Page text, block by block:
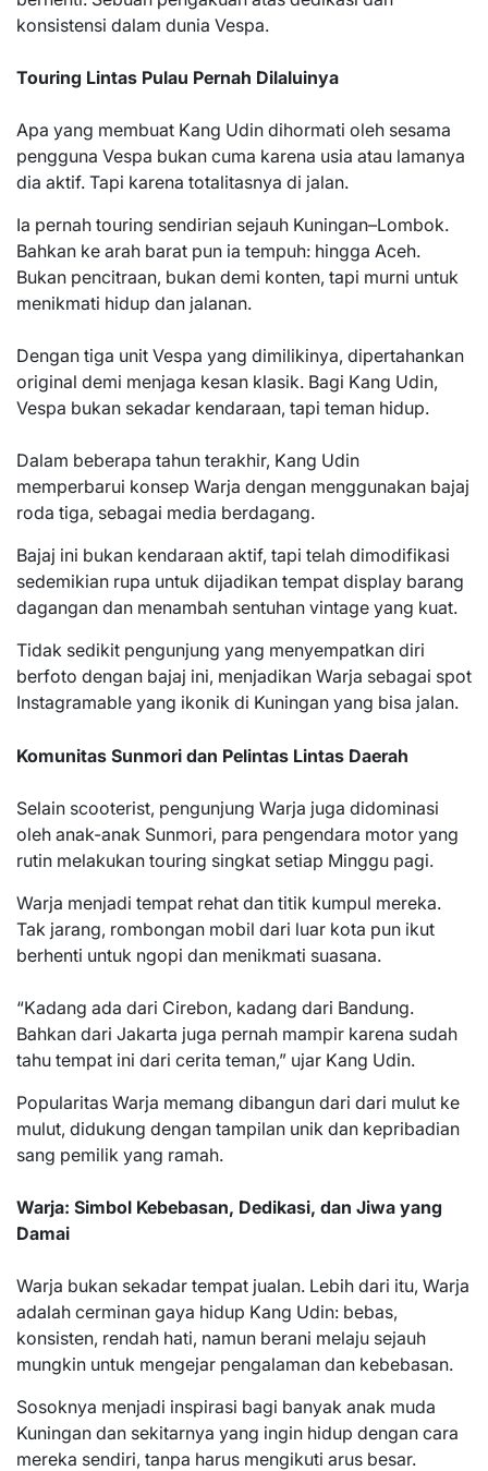
konsistensi dalam dunia Vespa.
Touring Lintas Pulau Pernah Dilaluinya
Apa yang membuat Kang Udin dihormati oleh sesama
pengguna Vespa bukan cuma karena usia atau lamanya
dia aktif. Tapi karena totalitasnya di jalan.
Ia pernah touring sendirian sejauh Kuningan–Lombok.
Bahkan ke arah barat pun ia tempuh: hingga Aceh.
Bukan pencitraan, bukan demi konten, tapi murni untuk
menikmati hidup dan jalanan.
Dengan tiga unit Vespa yang dimilikinya, dipertahankan
original demi menjaga kesan klasik. Bagi Kang Udin,
Vespa bukan sekadar kendaraan, tapi teman hidup.
Dalam beberapa tahun terakhir, Kang Udin
memperbarui konsep Warja dengan menggunakan bajaj
roda tiga, sebagai media berdagang.
Bajaj ini bukan kendaraan aktif, tapi telah dimodifikasi
sedemikian rupa untuk dijadikan tempat display barang
dagangan dan menambah sentuhan vintage yang kuat.
Tidak sedikit pengunjung yang menyempatkan diri
berfoto dengan bajaj ini, menjadikan Warja sebagai spot
Instagramable yang ikonik di Kuningan yang bisa jalan.
Komunitas Sunmori dan Pelintas Lintas Daerah
Selain scooterist, pengunjung Warja juga didominasi
oleh anak-anak Sunmori, para pengendara motor yang
rutin melakukan touring singkat setiap Minggu pagi.
Warja menjadi tempat rehat dan titik kumpul mereka.
Tak jarang, rombongan mobil dari luar kota pun ikut
berhenti untuk ngopi dan menikmati suasana.
“Kadang ada dari Cirebon, kadang dari Bandung.
Bahkan dari Jakarta juga pernah mampir karena sudah
tahu tempat ini dari cerita teman,” ujar Kang Udin.
Popularitas Warja memang dibangun dari dari mulut ke
mulut, didukung dengan tampilan unik dan kepribadian
sang pemilik yang ramah.
Warja: Simbol Kebebasan, Dedikasi, dan Jiwa yang
Damai
Warja bukan sekadar tempat jualan. Lebih dari itu, Warja
adalah cerminan gaya hidup Kang Udin: bebas,
konsisten, rendah hati, namun berani melaju sejauh
mungkin untuk mengejar pengalaman dan kebebasan.
Sosoknya menjadi inspirasi bagi banyak anak muda
Kuningan dan sekitarnya yang ingin hidup dengan cara
mereka sendiri, tanpa harus mengikuti arus besar.